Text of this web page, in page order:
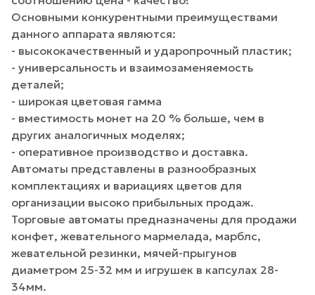
Основными конкурентными преимуществами
данного аппарата являются:
- высококачественный и ударопрочный пластик;
- универсальность и взаимозаменяемость
деталей;
- широкая цветовая гамма
- вместимость монет на 20 % больше, чем в
других аналогичных моделях;
- оперативное производство и доставка.
Автоматы представлены в разнообразных
комплектациях и вариациях цветов для
организации высоко прибыльных продаж.
Торговые автоматы предназначены для продажи
конфет, жевательного мармелада, марблс,
жевательной резинки, мячей-прыгунов
диаметром 25-32 мм и игрушек в капсулах 28-
34мм.